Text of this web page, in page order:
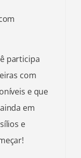
participa
com
e que
em
e